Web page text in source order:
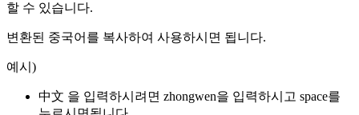
할 수 있습니다.
변환된 중국어를 복사하여 사용하시면 됩니다.
예시)
中文 을 입력하시려면 zhongwen을 입력하시고 space를